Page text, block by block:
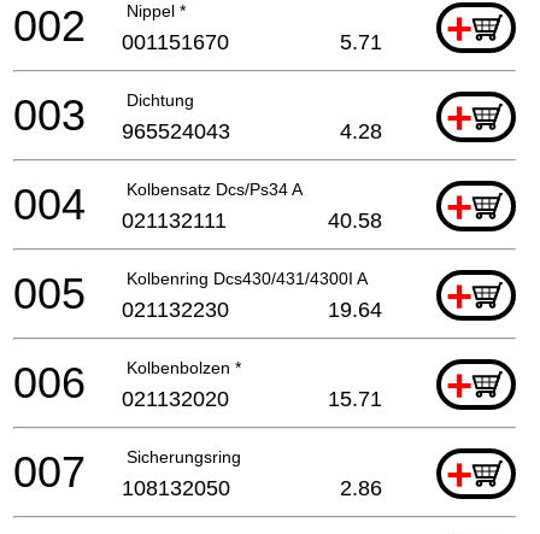
Nippel * +
002 001151670 5.71
Dichtung +
003 965524043 4.28
Kolbensatz Dcs/Ps34 A +
004 021132111 40.58
Kolbenring Dcs430/431/4300I A +
005 021132230 19.64
Kolbenbolzen * +
006 021132020 15.71
Sicherungsring +
007 108132050 2.86